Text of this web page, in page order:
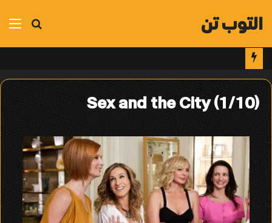
بحث
التوب تن
Sex and the City (1/10)